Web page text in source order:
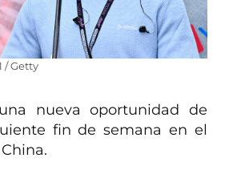
/ Getty
nueva oportunidad de
fin de semana en el